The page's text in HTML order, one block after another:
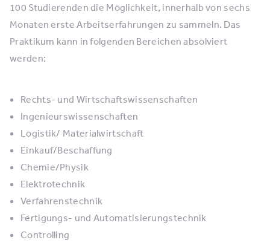
100 Studierenden die Möglichkeit, innerhalb von sechs
Monaten erste Arbeitserfahrungen zu sammeln. Das
Praktikum kann in folgenden Bereichen absolviert
werden:
Rechts- und Wirtschaftswissenschaften
Ingenieurswissenschaften
Logistik/ Materialwirtschaft
Einkauf/Beschaffung
Chemie/Physik
Elektrotechnik
Verfahrenstechnik
Fertigungs- und Automatisierungstechnik
Controlling